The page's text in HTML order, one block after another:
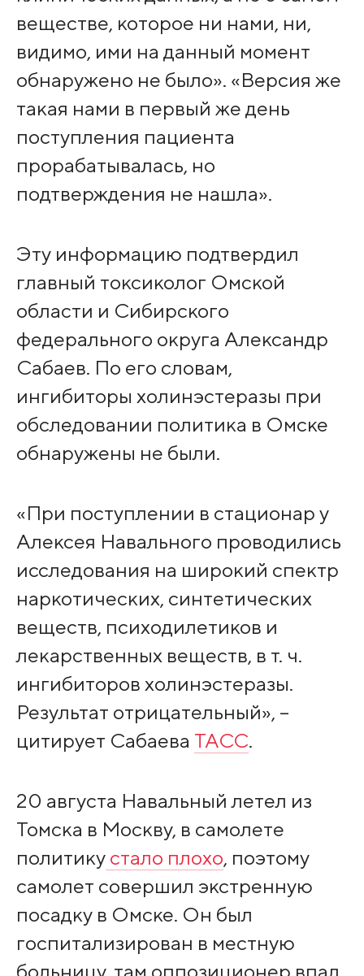
веществе, которое ни нами, ни,
видимо, ими на данный момент
обнаружено не было». «Версия же
такая нами в первый же день
поступления пациента
прорабатывалась, но
подтверждения не нашла».
Эту информацию подтвердил
главный токсиколог Омской
области и Сибирского
федерального округа Александр
Сабаев. По его словам,
ингибиторы холинэстеразы при
обследовании политика в Омске
обнаружены не были.
«При поступлении в стационар у
Алексея Навального проводились
исследования на широкий спектр
наркотических, синтетических
веществ, психодилетиков и
лекарственных веществ, в т. ч.
ингибиторов холинэстеразы.
Результат отрицательный», –
цитирует Сабаева ТАСС.
20 августа Навальный летел из
Томска в Москву, в самолете
политикустало плохо, поэтому
самолет совершил экстренную
посадку в Омске. Он был
госпитализирован в местную